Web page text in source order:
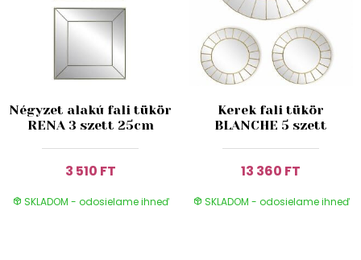
Négyzet alakú fali tükör
RENA 3 szett 25cm
3 510 FT
SKLADOM - odosielame ihneď
Kerek fali tükör
BLANCHE 5 szett
13 360 FT
SKLADOM - odosielame ihneď